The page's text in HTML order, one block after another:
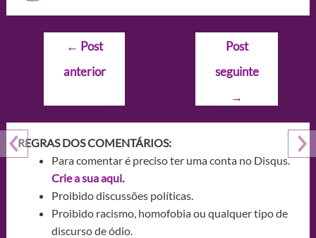
Navegação
Post
← Post
anterior
Post
seguinte
→
REGRAS DOS COMENTÁRIOS:
Para comentar é preciso ter uma conta no Disqus.
Crie a sua aqui.
Proibido discussões políticas.
Proibido racismo, homofobia ou qualquer tipo de
discurso de ódio.